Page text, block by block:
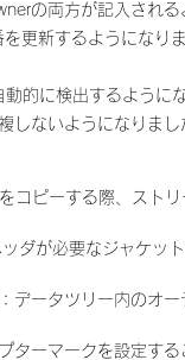
の両方が記入される
更新するようになりま
的に検出するように
しないようになりまし
コピーする際、スト
ダが必要なジャケ
データツリー内のオ
ーマークを設定する